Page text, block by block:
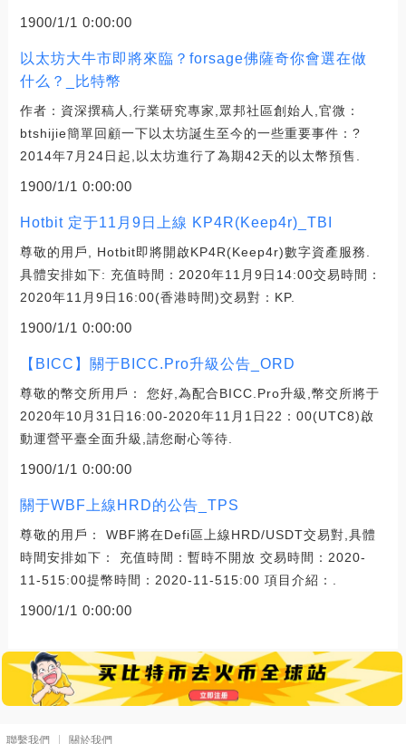
1900/1/1 0:00:00
以太坊大牛市即將來臨？forsage佛薩奇你會選在做
什么？_比特幣
作者：資深撰稿人,行業研究專家,眾邦社區創始人,官微：
btshijie簡單回顧一下以太坊誕生至今的一些重要事件：?
2014年7月24日起,以太坊進行了為期42天的以太幣預售.
1900/1/1 0:00:00
Hotbit 定于11月9日上線 KP4R(Keep4r)_TBI
尊敬的用戶, Hotbit即將開啟KP4R(Keep4r)數字資產服務.
具體安排如下: 充值時間：2020年11月9日14:00交易時間：
2020年11月9日16:00(香港時間)交易對：KP.
1900/1/1 0:00:00
【BICC】關于BICC.Pro升級公告_ORD
尊敬的幣交所用戶： 您好,為配合BICC.Pro升級,幣交所將于
2020年10月31日16:00-2020年11月1日22：00(UTC8)啟
動運營平臺全面升級,請您耐心等待.
1900/1/1 0:00:00
關于WBF上線HRD的公告_TPS
尊敬的用戶： WBF將在Defi區上線HRD/USDT交易對,具體
時間安排如下： 充值時間：暫時不開放 交易時間：2020-
11-515:00提幣時間：2020-11-515:00 項目介紹：.
1900/1/1 0:00:00
聯繫我們 關於我們